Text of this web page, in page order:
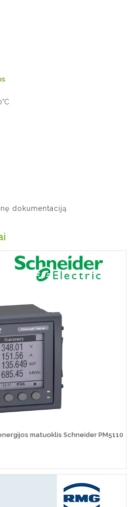
dokumentaciją
matuoklis Schneider PM5110